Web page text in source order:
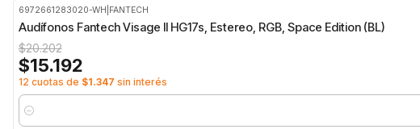
6972661283020-WH FANTECH
Audífonos Fantech Visage II HG17s, Estereo, RGB, Space Edition (BL)
$20.202
$15.192
12 cuotas de $1.347 sin interés
Cantidad